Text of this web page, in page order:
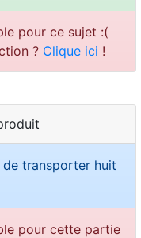
pour ce sujet :(
? Clique ici !
transporter huit
pour cette partie